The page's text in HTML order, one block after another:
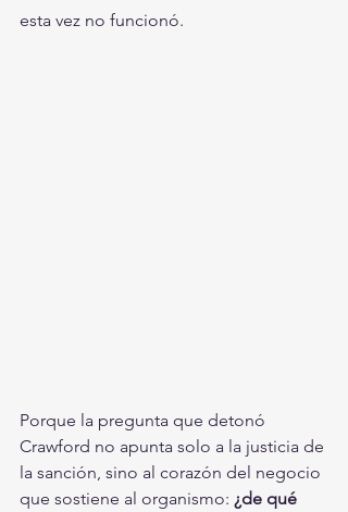
esta vez no funcionó.
Porque la pregunta que detonó
Crawford no apunta solo a la justicia de
la sanción, sino al corazón del negocio
que sostiene al organismo: ¿de qué